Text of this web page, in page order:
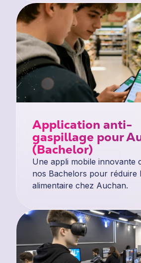
Application anti-
gaspillage pour
(Bachelor)
Une appli mobile innovante
nos Bachelors pour réduire
alimentaire chez Auchan.